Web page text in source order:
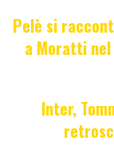
Pelè si
a Moratti nel
Inter,